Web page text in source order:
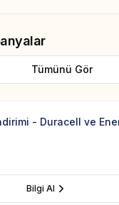
Tümünü Gör
- Duracell ve
Bilgi Al